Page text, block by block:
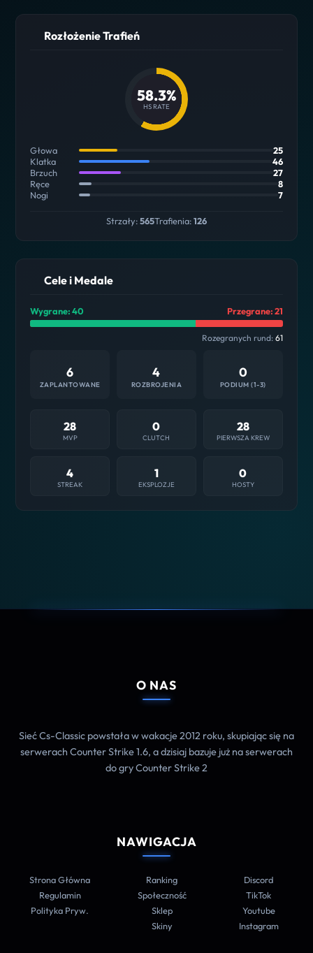
Rozłożenie Trafień
58.3%
HS RATE
Głowa
25
Klatka
46
Brzuch
27
Ręce
8
Nogi
7
Strzały:565Trafienia:126
Cele i Medale
Wygrane: 40 Przegrane: 21
Rozegranych rund: 61
6
ZAPLANTOWANE
4
ROZBROJENIA
0
PODIUM (1-3)
28
MVP
0
CLUTCH
28
PIERWSZA KREW
4
STREAK
1
EKSPLOZJE
0
HOSTY
O NAS
Sieć Cs-Classic powstała w wakacje 2012 roku, skupiając się na
serwerach Counter Strike 1.6, a dzisiaj bazuje już na serwerach
do gry Counter Strike 2
NAWIGACJA
Strona Główna
Regulamin
Polityka Pryw.
Ranking
Społeczność
Sklep
Skiny
Discord
TikTok
Youtube
Instagram